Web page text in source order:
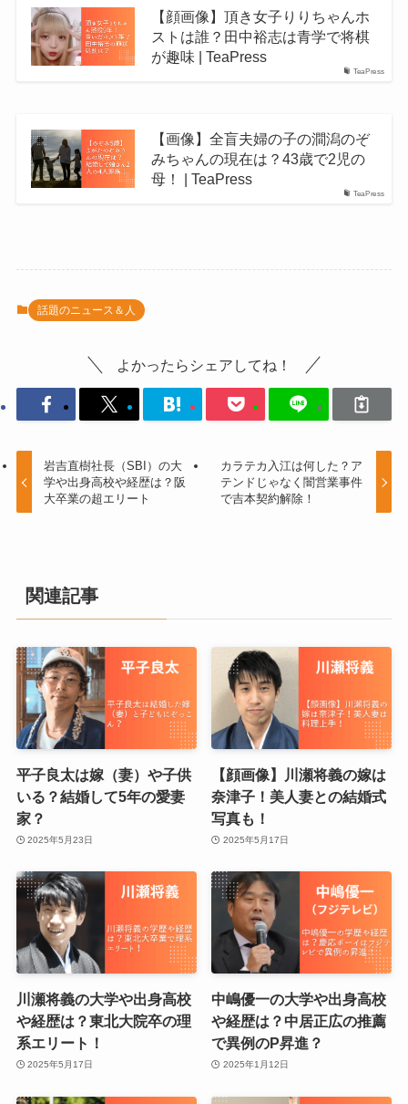
TeaPress
【顔画像】頂き女子りりちゃんホ
ストは誰？田中裕志は青学で将棋
が趣味 | TeaPress
TeaPress
【画像】全盲夫婦の子の澗潟のぞ
みちゃんの現在は？43歳で2児の
母！ | TeaPress
話題のニュース＆人
よかったらシェアしてね！
岩吉直樹社長（SBI）の大
学や出身高校や経歴は？阪
大卒業の超エリート
カラテカ入江は何した？ア
テンドじゃなく闇営業事件
で吉本契約解除！
関連記事
平子良太は嫁（妻）や子供
いる？結婚して5年の愛妻
家？
2025年5月23日
【顔画像】川瀬将義の嫁は
奈津子！美人妻との結婚式
写真も！
2025年5月17日
川瀬将義の大学や出身高校
や経歴は？東北大院卒の理
系エリート！
2025年5月17日
中嶋優一の大学や出身高校
や経歴は？中居正広の推薦
で異例のP昇進？
2025年1月12日